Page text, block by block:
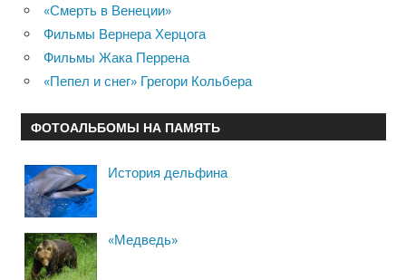
«Смерть в Венеции»
Фильмы Вернера Херцога
Фильмы Жака Перрена
«Пепел и снег» Грегори Кольбера
ФОТОАЛЬБОМЫ НА ПАМЯТЬ
История дельфина
«Медведь»